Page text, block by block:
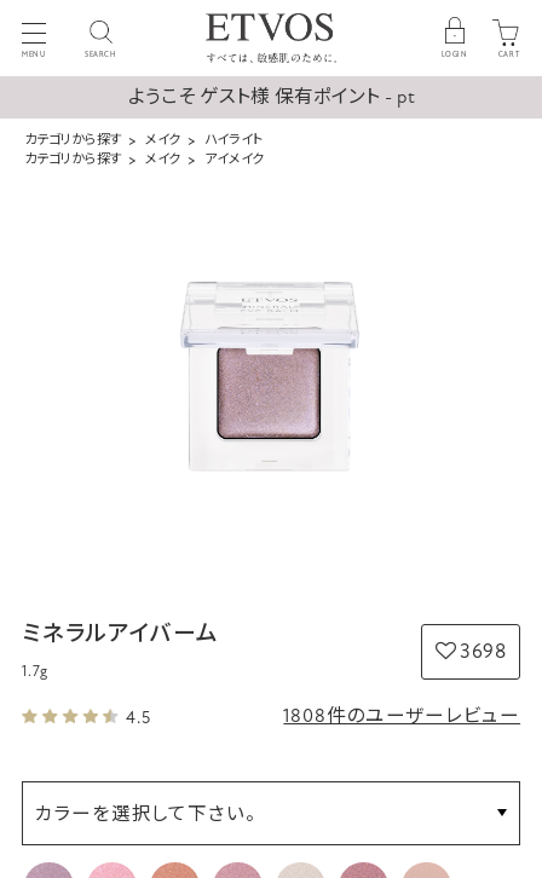
MENU SEARCH LOGIN CART
ようこそ ゲスト様 保有ポイント - pt
カテゴリから探す メイク
ハイライト
カテゴリから探す
メイク アイメイク
4.5 1808件のユーザーレビュー
ミネラルアイバーム
3698
1.7g
カラーを選択して下さい。